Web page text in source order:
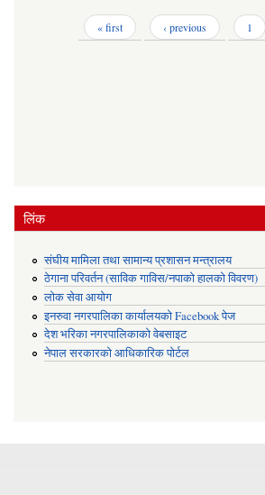
« first ‹ previous 1
लिंक
संघीय मामिला तथा सामान्य प्रशासन मन्त्रालय
ठेगाना परिवर्तन (साविक गाविस/नपाको हालको विवरण)
लोक सेवा आयोग
इनरुवा नगरपालिका कार्यालयको Facebook पेज
देश भरिका नगरपालिकाको वेबसाइट
नेपाल सरकारको आधिकारिक पोर्टल